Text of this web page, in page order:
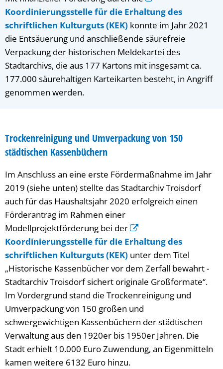
Koordinierungsstelle für die Erhaltung des
schriftlichen Kulturguts (KEK) konnte im Jahr 2021
die Entsäuerung und anschließende säurefreie
Verpackung der historischen Meldekartei des
Stadtarchivs, die aus 177 Kartons mit insgesamt ca.
177.000 säurehaltigen Karteikarten besteht, in Angriff
genommen werden.
Trockenreinigung und Umverpackung von 150
städtischen Kassenbüchern
Im Anschluss an eine erste Fördermaßnahme im Jahr
2019 (siehe unten) stellte das Stadtarchiv Troisdorf
auch für das Haushaltsjahr 2020 erfolgreich einen
Förderantrag im Rahmen einer
Modellprojektförderung bei der
Koordinierungsstelle für die Erhaltung des
schriftlichen Kulturguts (KEK) unter dem Titel
„Historische Kassenbücher vor dem Zerfall bewahrt -
Stadtarchiv Troisdorf sichert originale Großformate“.
Im Vordergrund stand die Trockenreinigung und
Umverpackung von 150 großen und
schwergewichtigen Kassenbüchern der städtischen
Verwaltung aus den 1920er bis 1950er Jahren. Die
Stadt erhielt 10.000 Euro Zuwendung, an Eigenmitteln
kamen weitere 6132 Euro hinzu.